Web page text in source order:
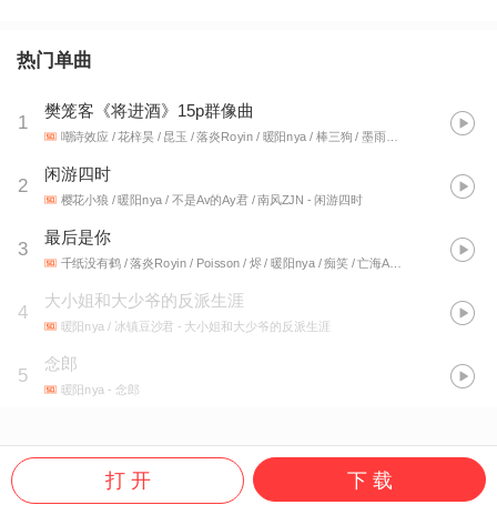
热门单曲
1
樊笼客《将进酒》15p群像曲
嘲诗效应 / 花梓昊 / 昆玉 / 落炎Royin / 暖阳nya / 棒三狗 / 墨雨晨 / 琥珀珀珀珀丶 / 柚子echo / 梅粮新 / 忘月幽 / 白黎 / 张申骋
2
闲游四时
樱花小狼 / 暖阳nya / 不是Av的Ay君 / 南风ZJN - 闲游四时
3
最后是你
千纸没有鹤 / 落炎Royin / Poisson / 烬 / 暖阳nya / 痴笑 / 亡海Aries / 知了 / 林易笙 / Brian八一
4
大小姐和大少爷的反派生涯
暖阳nya / 冰镇豆沙君 - 大小姐和大少爷的反派生涯
5
念郎
暖阳nya - 念郎
打 开 下 载